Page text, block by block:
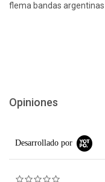
flema bandas argentinas
Opiniones
Desarrollado por